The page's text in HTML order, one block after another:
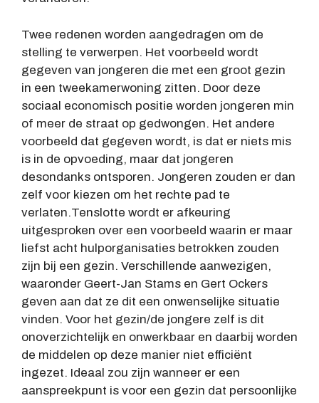
Twee redenen worden aangedragen om de
stelling te verwerpen. Het voorbeeld wordt
gegeven van jongeren die met een groot gezin
in een tweekamerwoning zitten. Door deze
sociaal economisch positie worden jongeren min
of meer de straat op gedwongen. Het andere
voorbeeld dat gegeven wordt, is dat er niets mis
is in de opvoeding, maar dat jongeren
desondanks ontsporen. Jongeren zouden er dan
zelf voor kiezen om het rechte pad te
verlaten.Tenslotte wordt er afkeuring
uitgesproken over een voorbeeld waarin er maar
liefst acht hulporganisaties betrokken zouden
zijn bij een gezin. Verschillende aanwezigen,
waaronder Geert-Jan Stams en Gert Ockers
geven aan dat ze dit een onwenselijke situatie
vinden. Voor het gezin/de jongere zelf is dit
onoverzichtelijk en onwerkbaar en daarbij worden
de middelen op deze manier niet efficiënt
ingezet. Ideaal zou zijn wanneer er een
aanspreekpunt is voor een gezin dat persoonlijke